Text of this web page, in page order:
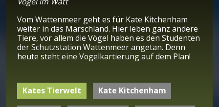
Vom Wattenmeer geht es für Kate Kitchenham
weiter in das Marschland. Hier leben ganz andere
Tiere, vor allem die Vögel haben es den Studenten
der Schutzstation Wattenmeer angetan. Denn
heute steht eine Vogelkartierung auf dem Plan!
Kates Tierwelt Kate Kitchenham